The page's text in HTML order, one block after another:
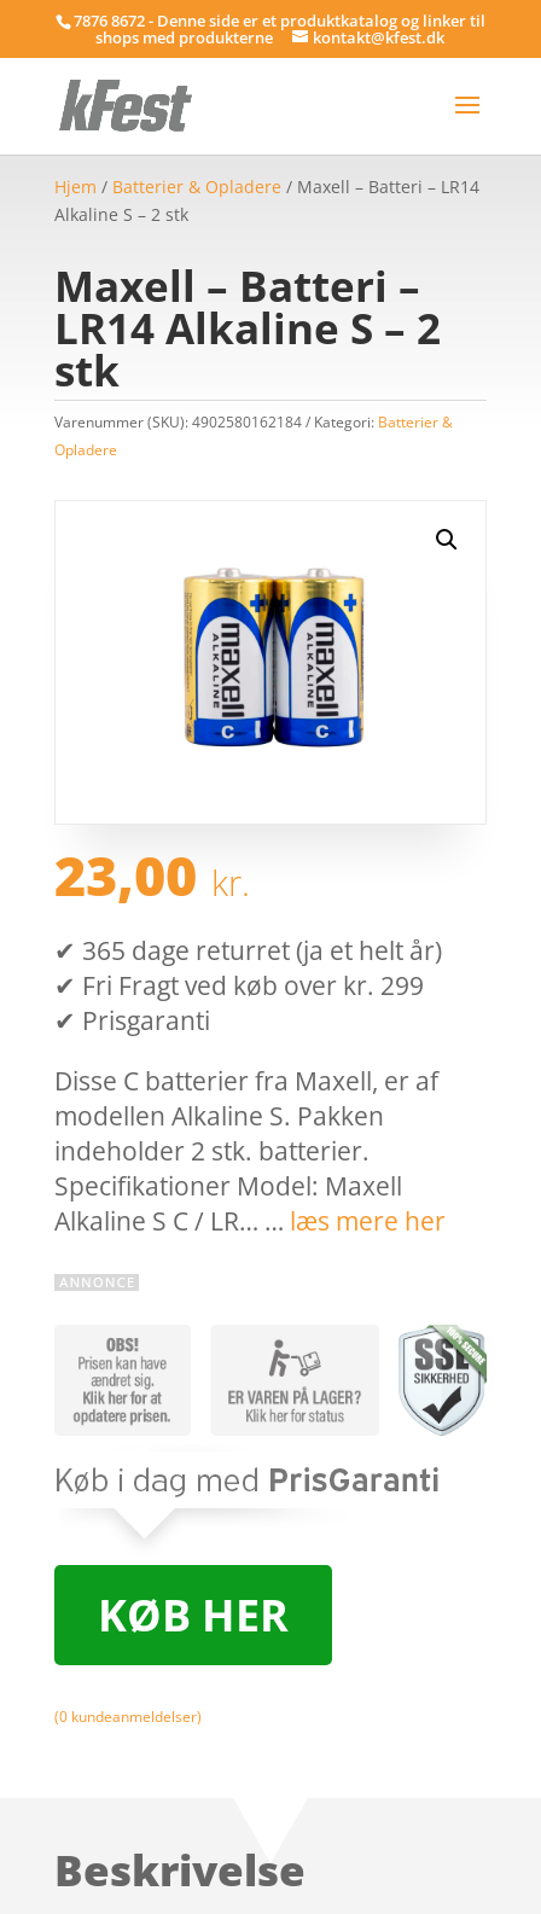
7876 8672 - Denne side er et produktkatalog og linker til
shops med produkterne kontakt@kfest.dk
Hjem / Batterier & Opladere/ Maxell – Batteri – LR14
Alkaline S – 2 stk
Maxell – Batteri –
LR14 Alkaline S – 2
stk
Varenummer (SKU):4902580162184 Kategori: Batterier &
Opladere
23,00 kr.
✔ 365 dage returret (ja et helt år)
✔ Fri Fragt ved køb over kr. 299
✔ Prisgaranti
Disse C batterier fra Maxell, er af
modellen Alkaline S. Pakken
indeholder 2 stk. batterier.
Specifikationer Model: Maxell
Alkaline S C / LR… … læs mere her
KØB HER
(0kundeanmeldelser)
Beskrivelse